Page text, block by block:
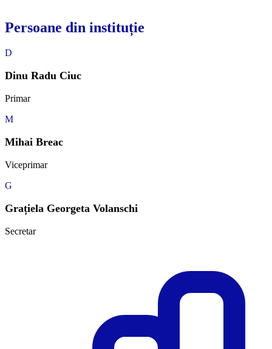
Persoane din instituție
D
Dinu Radu Ciuc
Primar
M
Mihai Breac
Viceprimar
G
Grațiela Georgeta Volanschi
Secretar